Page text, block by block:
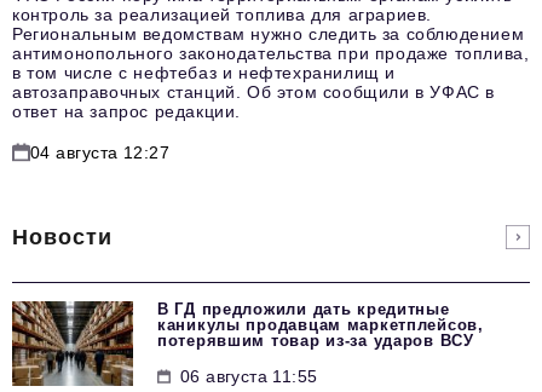
контроль за реализацией топлива для аграриев.
Региональным ведомствам нужно следить за соблюдением
антимонопольного законодательства при продаже топлива,
в том числе с нефтебаз и нефтехранилищ и
автозаправочных станций. Об этом сообщили в УФАС в
ответ на запрос редакции.
04 августа 12:27
Новости
В ГД предложили дать кредитные
каникулы продавцам маркетплейсов,
потерявшим товар из-за ударов ВСУ
06 августа 11:55